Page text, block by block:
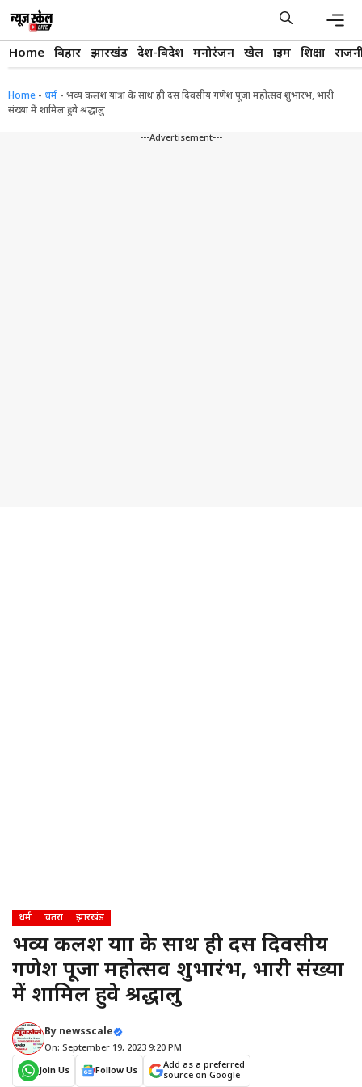
content
Home बिहार झारखंड देश-विदेश मनोरंजन खेल क्राइम शिक्षा
Home - धर्म - भव्य कलश यात्रा के साथ ही दस दिवसीय गणेश पूजा महोत्सव शुभारंभ, भारी
संख्या में शामिल हुवे श्रद्धालु
---Advertisement---
धर्म चतरा झारखंड
भव्य कलश यात्रा के साथ ही दस दिवसीय
गणेश पूजा महोत्सव शुभारंभ, भारी संख्या
में शामिल हुवे श्रद्धालु
By newsscale
On: September 19, 2023 9:20 PM
Join Us
Follow Us
Add as a preferred
source on Google